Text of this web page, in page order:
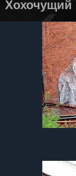
Хохочущий